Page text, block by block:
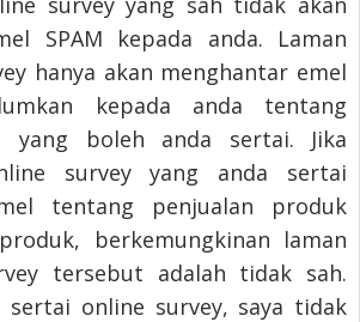
SPAM kepada anda. Laman
hanya akan menghantar emel
kepada anda tentang
yang boleh anda sertai. Jika
survey yang anda sertai
tentang penjualan produk
berkemungkinan laman
tersebut adalah tidak sah.
sertai online survey, saya tidak